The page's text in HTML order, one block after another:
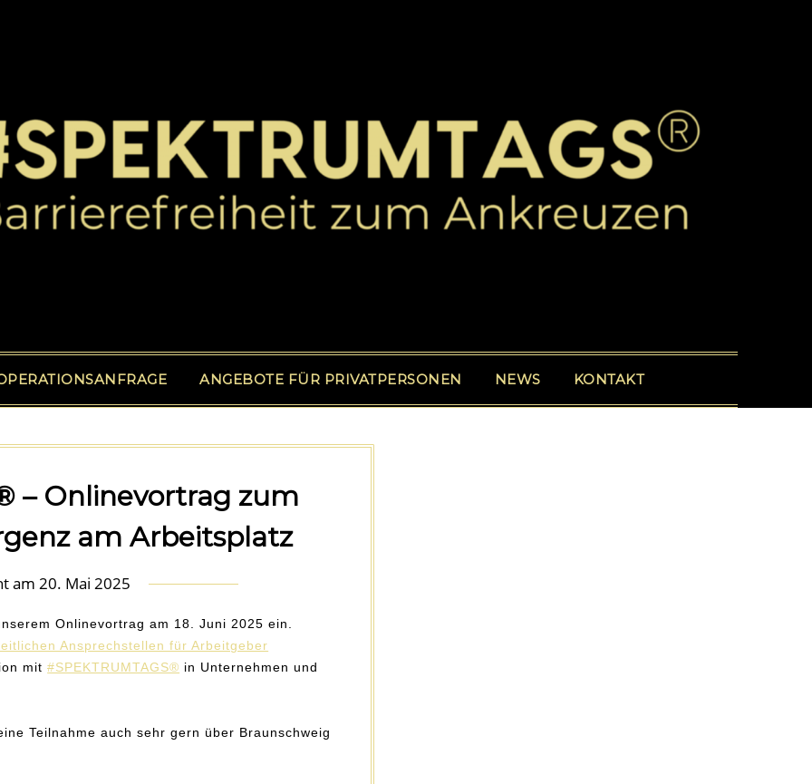
ANGEBOTE FÜR PRIVATPERSONEN NEWS KONTAKT
– Onlinevortrag zum
am Arbeitsplatz
am 20. Mai 2025
Onlinevortrag am 18. Juni 2025 ein.
Ansprechstellen für Arbeitgeber
mit#SPEKTRUMTAGS® in Unternehmen und
Teilnahme auch sehr gern über Braunschweig